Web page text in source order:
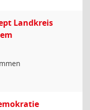
Landkreis